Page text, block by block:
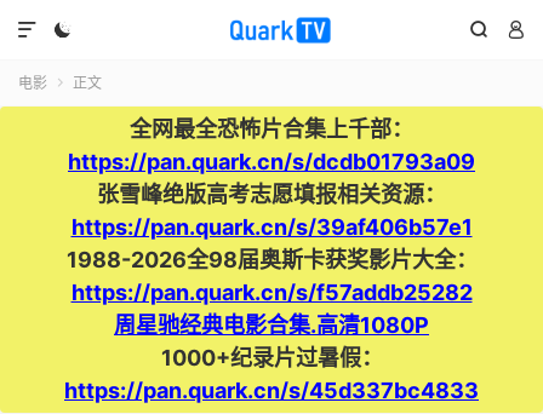
  

电影  正文
全网最全恐怖片合集上千部：
https://pan.quark.cn/s/dcdb01793a09
张雪峰绝版高考志愿填报相关资源：
https://pan.quark.cn/s/39af406b57e1
1988-2026全98届奥斯卡获奖影片大全：
https://pan.quark.cn/s/f57addb25282
周星驰经典电影合集.高清1080P
1000+纪录片过暑假：
https://pan.quark.cn/s/45d337bc4833